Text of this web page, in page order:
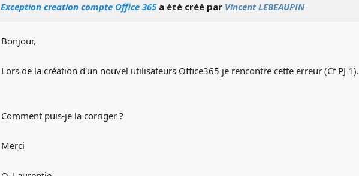
Exception creation compte Office 365a été créé par Vincent LEBEAUPIN
Bonjour,
Lors de la création d'un nouvel utilisateurs Office365 je rencontre cette erreur (Cf PJ 1).
Comment puis-je la corriger ?
Merci